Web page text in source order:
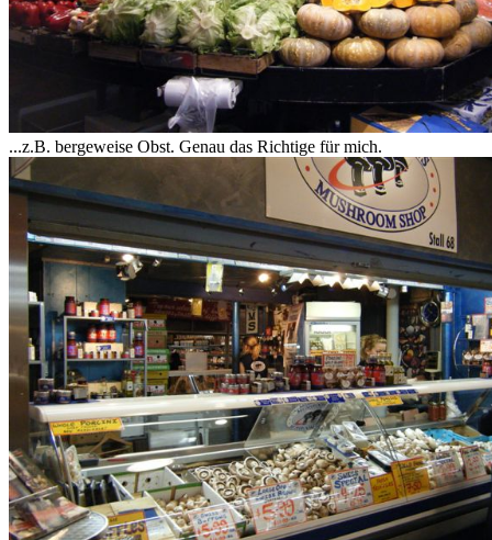
...z.B. bergeweise Obst. Genau das Richtige für mich.